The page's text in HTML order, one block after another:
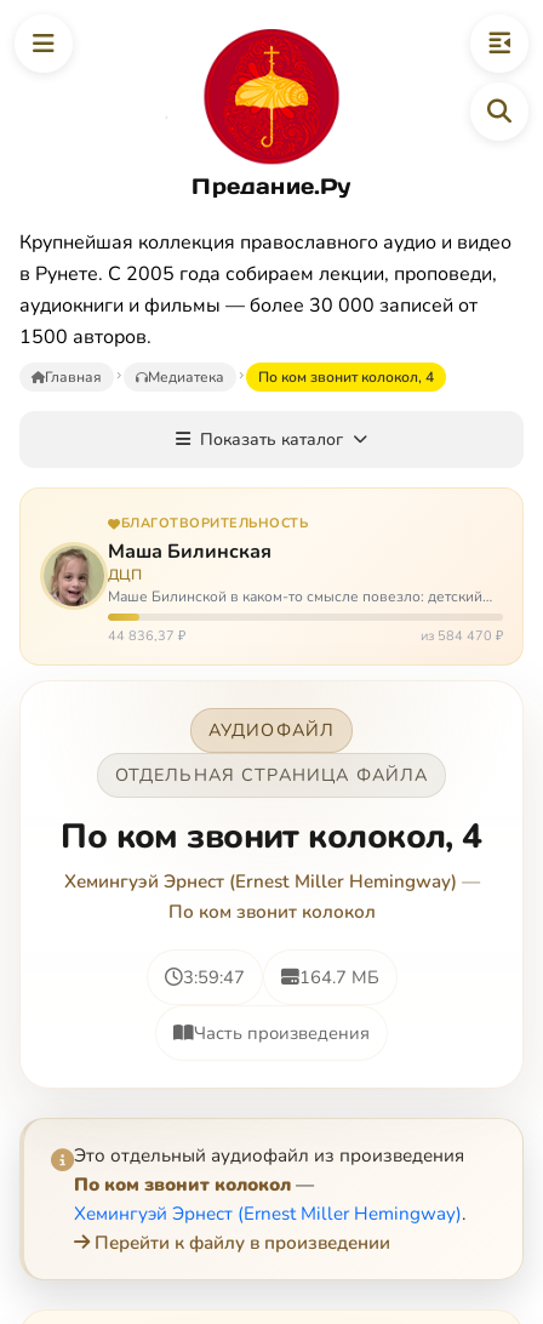
Предание.Ру
Крупнейшая коллекция православного аудио и видео
в Рунете. С 2005 года собираем лекции, проповеди,
аудиокниги и фильмы — более 30 000 записей от
1500 авторов.
Главная Медиатека По ком звонит колокол, 4
Показать каталог
БЛАГОТВОРИТЕЛЬНОСТЬ
Маша Билинская
ДЦП
Маше Билинской в каком-то смысле повезло: детский
церебральный паралич зацепил её не очень сильно. Но
всё-таки есть диагноз и есть немалые проблемы – Маша
44 836,37 ₽ из 584 470 ₽
АУДИОФАЙЛ
ОТДЕЛЬНАЯ СТРАНИЦА ФАЙЛА
По ком звонит колокол, 4
Хемингуэй Эрнест (Ernest Miller Hemingway) —
По ком звонит колокол
3:59:47 164.7 МБ
Часть произведения
Это отдельный аудиофайл из произведения
По ком звонит колокол —
Хемингуэй Эрнест (Ernest Miller Hemingway).
Перейти к файлу в произведении